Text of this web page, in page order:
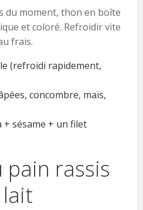
du moment, thon en boîte
et coloré. Refroidir vite
frais.
(refroidi rapidement,
concombre, maïs,
+ sésame + un filet
pain rassis